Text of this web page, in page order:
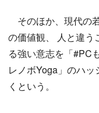
そのほか、現代の
の価値観、 人と違う
る強い意志を「#PC
レノボYoga」のハ
くという。